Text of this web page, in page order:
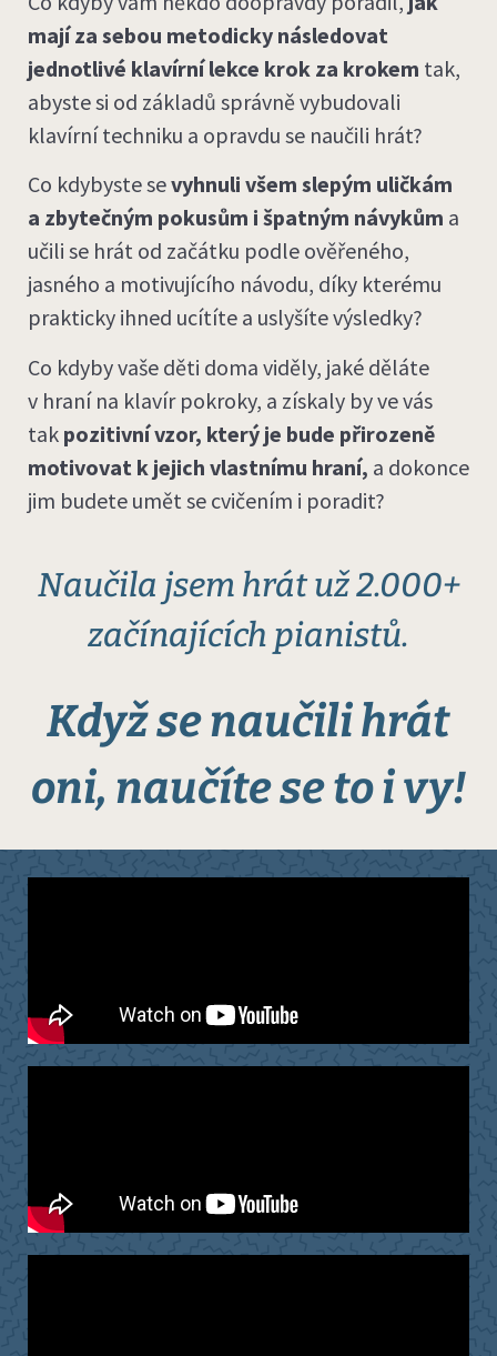
mají za sebou metodicky následovat
jednotlivé klavírní lekce krok za krokem tak,
abyste si od základů správně vybudovali
klavírní techniku a opravdu se naučili hrát?
Co kdybyste sevyhnuli všem slepým uličkám
a zbytečným pokusům i špatným návykům a
učili se hrát od začátku podle ověřeného,
jasného a motivujícího návodu, díky kterému
prakticky ihned ucítíte a uslyšíte výsledky?
Co kdyby vaše děti doma viděly, jaké děláte
v hraní na klavír pokroky, a získaly by ve vás
tak pozitivní vzor, který je bude přirozeně
motivovat k jejich vlastnímu hraní, a dokonce
jim budete umět se cvičením i poradit?
Naučila jsem hrát už 2.000+
začínajících pianistů.
Když se naučili hrát
oni, naučíte se to i vy!